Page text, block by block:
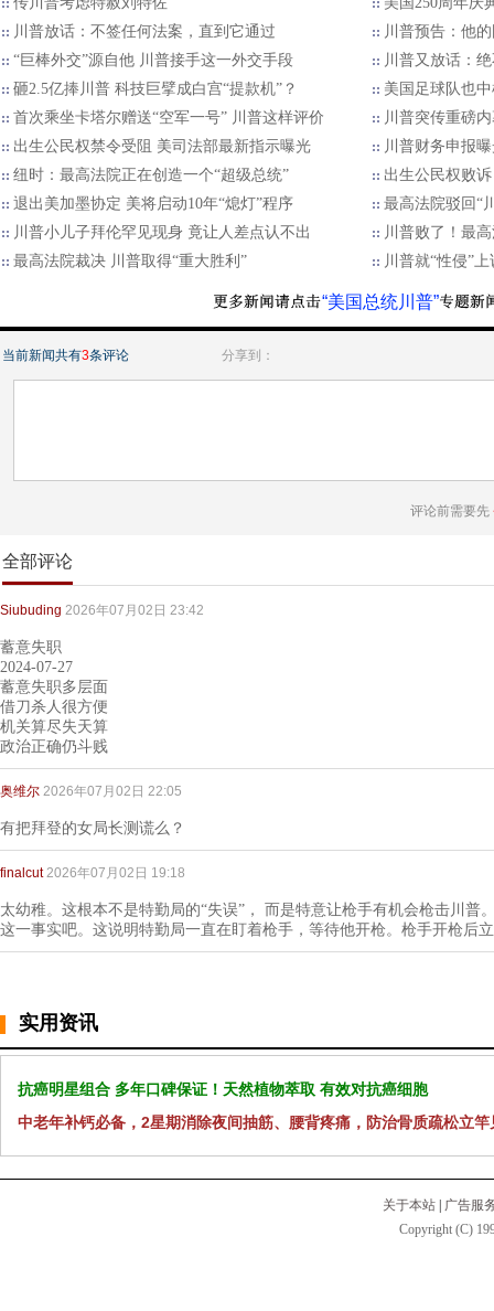
川普放话：不签任何法案，直到它通过
川普预告：他
“巨棒外交”源自他 川普接手这一外交手段
川普又放话：
砸2.5亿捧川普 科技巨擘成白宫“提款机”？
美国足球队也
首次乘坐卡塔尔赠送“空军一号” 川普这样评价
川普突传重磅
出生公民权禁令受阻 美司法部最新指示曝光
川普财务申报
纽时：最高法院正在创造一个“超级总统”
出生公民权败
退出美加墨协定 美将启动10年“熄灯”程序
最高法院驳回“
川普小儿子拜伦罕见现身 竟让人差点认不出
川普败了！最
最高法院裁决 川普取得“重大胜利”
川普就“性侵”
“美国总统川普”
当前新闻共有3条评论 分享到：
评论前需要先
全部评论
Siubuding 2026年07月02日 23:42
蓄意失职
2024-07-27
蓄意失职多层面
借刀杀人很方便
机关算尽失天算
政治正确仍斗贱
奥维尔 2026年07月02日 22:05
有把拜登的女局长测谎么？
finalcut 2026年07月02日 19:18
太幼稚。这根本不是特勤局的“失误”， 而是特意让枪手有机会枪击川普
这一事实吧。这说明特勤局一直在盯着枪手，等待他开枪。枪手开枪后
实用资讯
抗癌明星组合 多年口碑保证！天然植物萃取 有效对抗癌细胞
中老年补钙必备，2星期消除夜间抽筋、腰背疼痛，防治骨质疏松立竿
关于本站
广告服
Copyright (C)